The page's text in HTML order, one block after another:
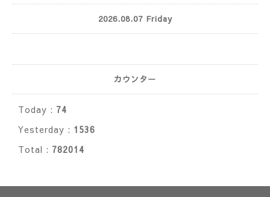
2026.08.07 Friday
カウンター
Today : 74
Yesterday : 1536
Total : 782014